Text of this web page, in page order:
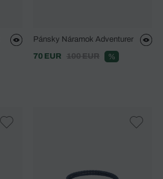
Pánsky Náramok Adventurer
70 EUR
100 EUR %